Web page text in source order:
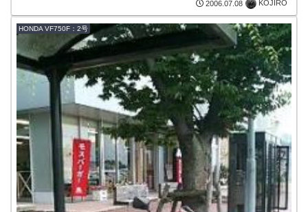
2006.07.08 KOJIRO
HONDA VF750F：2号